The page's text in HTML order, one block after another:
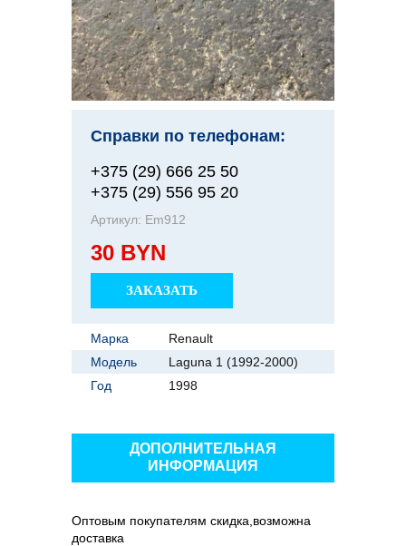
Справки по телефонам:
+375 (29) 666 25 50
+375 (29) 556 95 20
Артикул: Em912
30 BYN
ЗАКАЗАТЬ
Марка
Renault
Модель
Laguna 1 (1992-2000)
Год
1998
ДОПОЛНИТЕЛЬНАЯ
ИНФОРМАЦИЯ
Оптовым покупателям скидка,возможна
доставка